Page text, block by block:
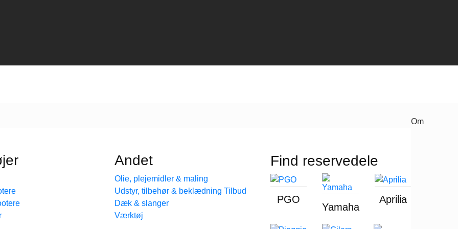
Andet
Olie, plejemidler & maling
Udstyr, tilbehør & beklædning
Dæk & slanger
Værktøj
Find reservedele
PGO
Yamaha
Aprilia
Om